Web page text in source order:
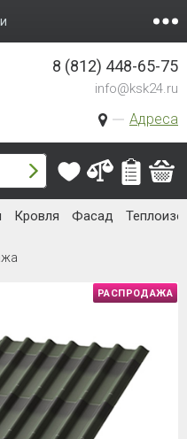
Адреса
8 (812) 448-65-75
info@ksk24.ru
Кровля Фасад
РАСПРОДАЖА